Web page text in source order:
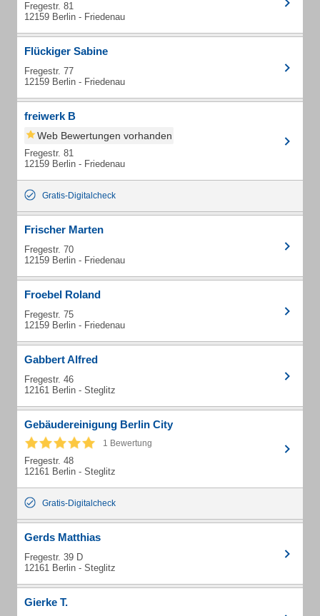
Fregestr. 81
12159 Berlin - Friedenau
Flückiger Sabine
Fregestr. 77
12159 Berlin - Friedenau
freiwerk B
Web Bewertungen vorhanden
Fregestr. 81
12159 Berlin - Friedenau
Gratis-Digitalcheck
Frischer Marten
Fregestr. 70
12159 Berlin - Friedenau
Froebel Roland
Fregestr. 75
12159 Berlin - Friedenau
Gabbert Alfred
Fregestr. 46
12161 Berlin - Steglitz
Gebäudereinigung Berlin City
1 Bewertung
Fregestr. 48
12161 Berlin - Steglitz
Gratis-Digitalcheck
Gerds Matthias
Fregestr. 39 D
12161 Berlin - Steglitz
Gierke T.